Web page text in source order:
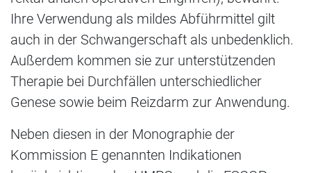
Ihre Verwendung als mildes Abführmittel gilt
auch in der Schwangerschaft als unbedenklich.
Außerdem kommen sie zur unterstützenden
Therapie bei Durchfällen unterschiedlicher
Genese sowie beim Reizdarm zur Anwendung.
Neben diesen in der Monographie der
Kommission E genannten Indikationen